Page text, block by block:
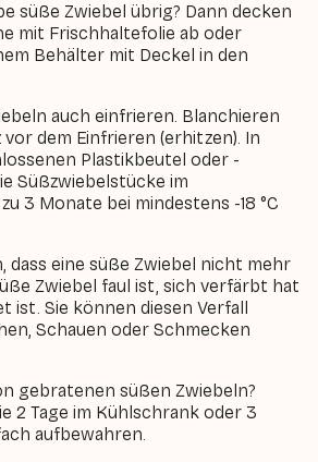
süße Zwiebel übrig? Dann decken
mit Frischhaltefolie ab oder
Behälter mit Deckel in den
auch einfrieren. Blanchieren
vor dem Einfrieren (erhitzen). In
Plastikbeutel oder -
Süßzwiebelstücke im
3 Monate bei mindestens -18 °C
dass eine süße Zwiebel nicht mehr
Zwiebel faul ist, sich verfärbt hat
ist. Sie können diesen Verfall
Schauen oder Schmecken
gebratenen süßen Zwiebeln?
2 Tage im Kühlschrank oder 3
aufbewahren.